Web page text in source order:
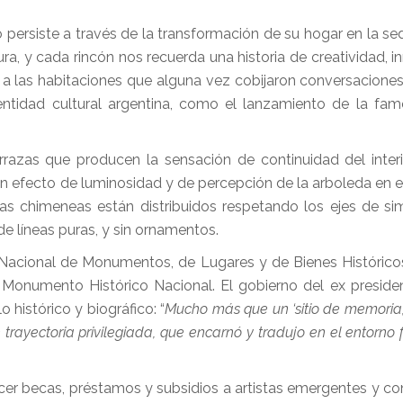
a través de la transformación de su hogar en la
y cada rincón nos recuerda una historia de creatividad,
las habitaciones que alguna vez cobijaron
cultural argentina, como el lanzamiento de la
que producen la sensación de continuidad del
efecto de luminosidad y de percepción de la arboleda en
chimeneas están distribuidos respetando los ejes de
líneas puras, y sin ornamentos.
de Monumentos, de Lugares y de Bienes
Histórico Nacional. El gobierno del ex
histórico y biográfico: “Mucho más que un ‘sitio de
privilegiada, que encarnó y tradujo en el entorno
becas, préstamos y subsidios a artistas emergentes y